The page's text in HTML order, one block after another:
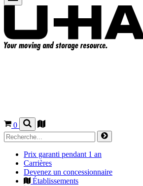
0
Prix garanti pendant 1 an
Carrières
Devenez un concessionnaire
Établissements